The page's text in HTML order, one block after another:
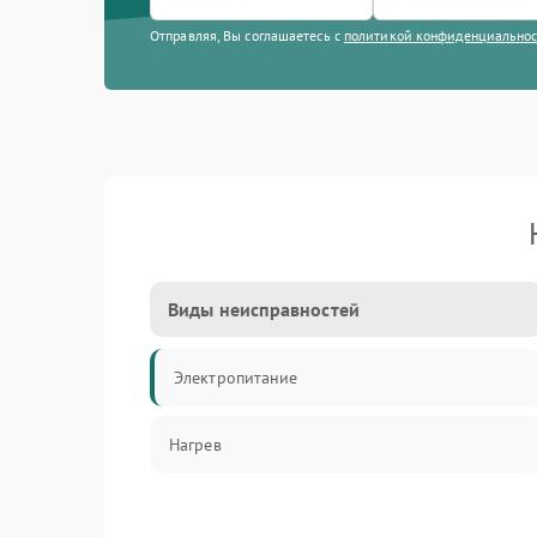
Отправляя, Вы соглашаетесь с политикой
Виды неисправностей
Электропитание
Нагрев